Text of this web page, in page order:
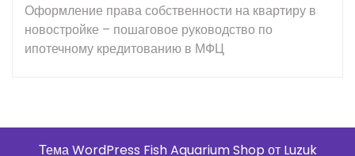
Оформление права собственности на квартиру в
новостройке – пошаговое руководство по
ипотечному кредитованию в МФЦ
Тема WordPress Fish Aquarium Shop от Luzuk